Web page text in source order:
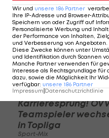
Karrieresprung!
Teamspieler
in Topliga
Sport-Mix
Wir und unsere 186 Partner
Ihre IP-Adresse und Browser-
Speichern von oder Zugriff auf
Personalisierte Werbung und
der Performance von Inhalten,
und Verbesserung von Angeboten.
Diese Zwecke können unter
und Identifikation durch Scannen
Manche Partner verwenden für
Interesse als Rechtsgrundlage
dazu, sowie die Möglichkeit Ihr
verfügbar: unsere 186 Partner
Impressum Datenschutzrichtlinie